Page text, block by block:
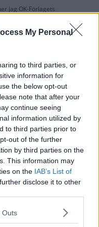
My Personal
to third parties, or
information for
the below opt-out
note that after your
continue seeing
information utilized by
to third parties prior to
out of the further
by third parties on the
This information may
on the IAB’s List of
disclose it to other
one or more Google
Outs
jag OK-Förlagets
papperstidning?
utan kostnad här.